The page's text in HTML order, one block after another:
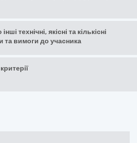
технічні, якісні та кількісні
та вимоги до учасника